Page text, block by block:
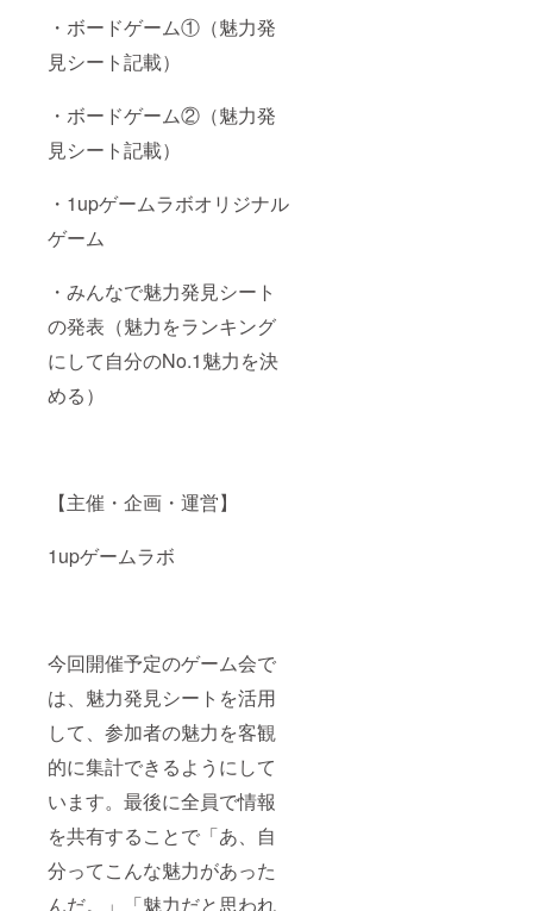
・ボードゲーム①（魅力発
見シート記載）
・ボードゲーム②（魅力発
見シート記載）
・1upゲームラボオリジナル
ゲーム
・みんなで魅力発見シート
の発表（魅力をランキング
にして自分のNo.1魅力を決
める）
【主催・企画・運営】
1upゲームラボ
今回開催予定のゲーム会で
は、魅力発見シートを活用
して、参加者の魅力を客観
的に集計できるようにして
います。最後に全員で情報
を共有することで「あ、自
分ってこんな魅力があった
んだ。」「魅力だと思われ